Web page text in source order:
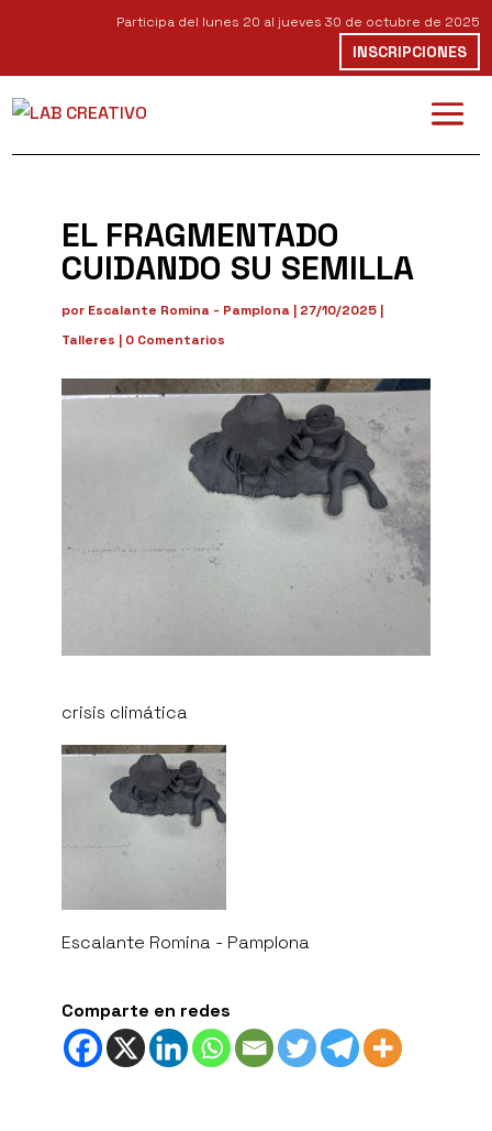
Participa del lunes 20 al jueves 30 de octubre de 2025
INSCRIPCIONES
EL FRAGMENTADO
CUIDANDO SU SEMILLA
por Escalante Romina - Pamplona | 27/10/2025 |
Talleres | 0 Comentarios
crisis climática
Escalante Romina - Pamplona
Comparte en redes